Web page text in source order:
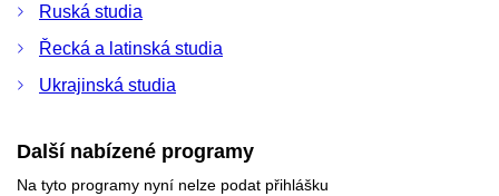
Ruská studia
Řecká a latinská studia
Ukrajinská studia
Další nabízené programy
Na tyto programy nyní nelze podat přihlášku